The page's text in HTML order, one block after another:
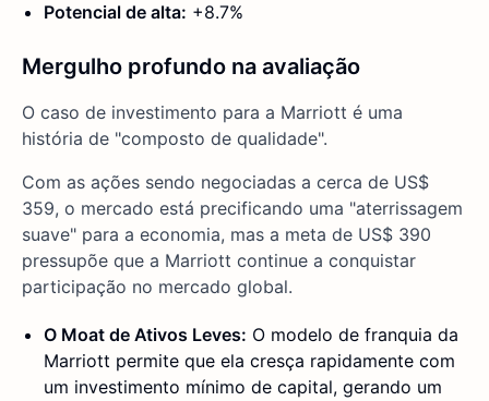
Potencial de alta: +8.7%
Mergulho profundo na avaliação
O caso de investimento para a Marriott é uma
história de "composto de qualidade".
Com as ações sendo negociadas a cerca de US$
359, o mercado está precificando uma "aterrissagem
suave" para a economia, mas a meta de US$ 390
pressupõe que a Marriott continue a conquistar
participação no mercado global.
O Moat de Ativos Leves: O modelo de franquia da
Marriott permite que ela cresça rapidamente com
um investimento mínimo de capital, gerando um